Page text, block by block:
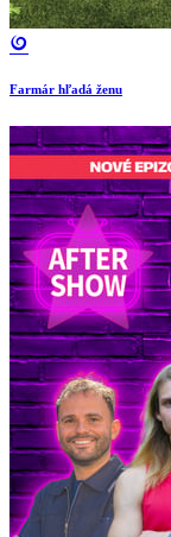
Farmár hľadá ženu